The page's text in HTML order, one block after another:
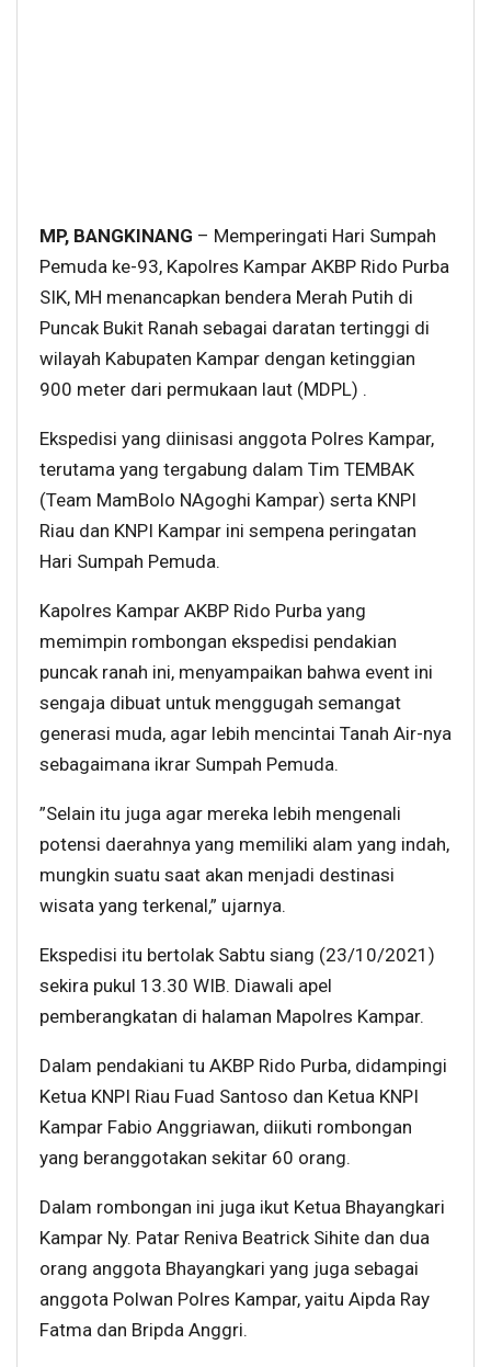
MP, BANGKINANG – Memperingati Hari Sumpah
Pemuda ke-93, Kapolres Kampar AKBP Rido Purba
SIK, MH menancapkan bendera Merah Putih di
Puncak Bukit Ranah sebagai daratan tertinggi di
wilayah Kabupaten Kampar dengan ketinggian
900 meter dari permukaan laut (MDPL) .
Ekspedisi yang diinisasi anggota Polres Kampar,
terutama yang tergabung dalam Tim TEMBAK
(Team MamBolo NAgoghi Kampar) serta KNPI
Riau dan KNPI Kampar ini sempena peringatan
Hari Sumpah Pemuda.
Kapolres Kampar AKBP Rido Purba yang
memimpin rombongan ekspedisi pendakian
puncak ranah ini, menyampaikan bahwa event ini
sengaja dibuat untuk menggugah semangat
generasi muda, agar lebih mencintai Tanah Air-nya
sebagaimana ikrar Sumpah Pemuda.
”Selain itu juga agar mereka lebih mengenali
potensi daerahnya yang memiliki alam yang indah,
mungkin suatu saat akan menjadi destinasi
wisata yang terkenal,” ujarnya.
Ekspedisi itu bertolak Sabtu siang (23/10/2021)
sekira pukul 13.30 WIB. Diawali apel
pemberangkatan di halaman Mapolres Kampar.
Dalam pendakiani tu AKBP Rido Purba, didampingi
Ketua KNPI Riau Fuad Santoso dan Ketua KNPI
Kampar Fabio Anggriawan, diikuti rombongan
yang beranggotakan sekitar 60 orang.
Dalam rombongan ini juga ikut Ketua Bhayangkari
Kampar Ny. Patar Reniva Beatrick Sihite dan dua
orang anggota Bhayangkari yang juga sebagai
anggota Polwan Polres Kampar, yaitu Aipda Ray
Fatma dan Bripda Anggri.